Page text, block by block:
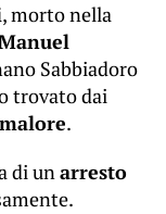
, morto nella
Sabbiadoro
trovato dai
malore.
di unarresto